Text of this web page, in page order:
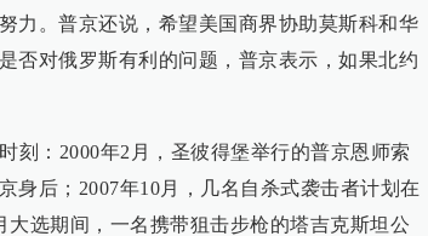
力。普京还说，希望美国商界协助莫斯科和华
否对俄罗斯有利的问题，普京表示，如果北约
刻：2000年2月，圣彼得堡举行的普京恩师索
身后；2007年10月，几名自杀式袭击者计划在
大选期间，一名携带狙击步枪的塔吉克斯坦公